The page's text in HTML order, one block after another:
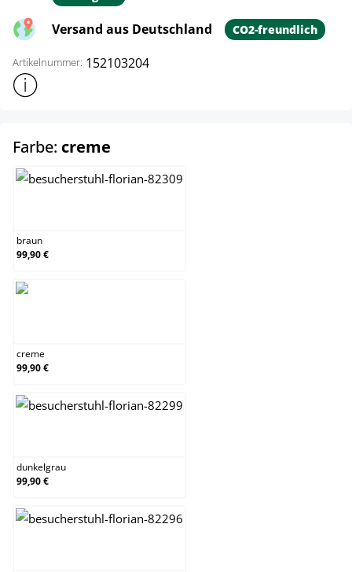
Versand aus Deutschland CO2-freundlich
Artikelnummer: 152103204
Weitere Produktinformationen anzeigen
Farbe: creme
braun
99,90 €
creme
99,90 €
dunkelgrau
99,90 €